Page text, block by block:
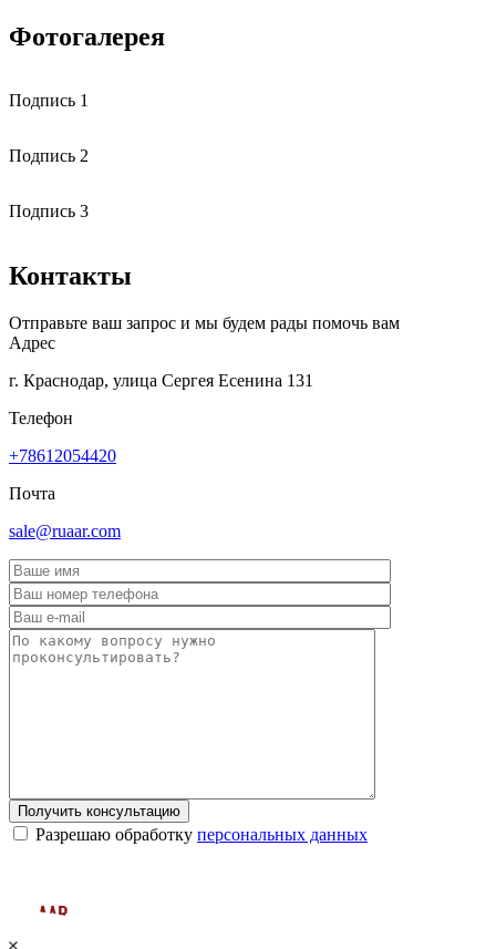
Фотогалерея
Подпись 1
Подпись 2
Подпись 3
Контакты
Отправьте ваш запрос и мы будем рады помочь вам
Адрес
г. Краснодар, улица Сергея Есенина 131
Телефон
+78612054420
Почта
sale@ruaar.com
Получить консультацию
Разрешаю обработку персональных данных